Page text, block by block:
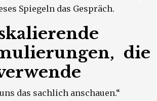
Spiegeln das Gespräch.
die
das sachlich anschauen.“